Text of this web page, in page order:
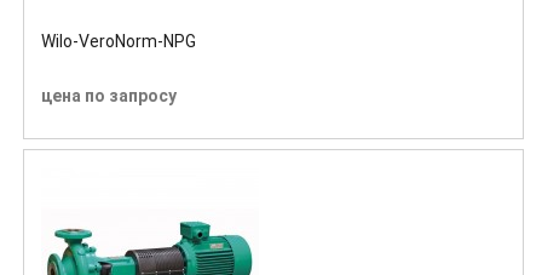
Wilo-VeroNorm-NPG
цена по запросу